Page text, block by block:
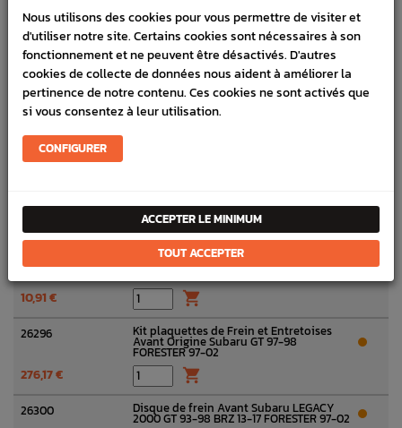
Subaru GT 97-98 FORESTER 97-02
10,90 € 
26291A / 26291B Flasque disque Avant Origine Subaru GT
93-98 FORESTER Turbo 98-02
47,26 € 
26225
143,87 €
avant IMPREZA GT 95-98
10,91 € 
26233D Entretoise extérieur plaquette de frein
10,91 € 
26296 Kit plaquettes de Frein et Entretoises
Avant Origine Subaru GT 97-98
FORESTER 97-02
276,17 € 
26300 Disque de frein Avant Subaru LEGACY
2000 GT 93-98 BRZ 13-17 FORESTER 97-02
Nous utilisons des cookies pour vous permettre de visiter et
d'utiliser notre site. Certains cookies sont nécessaires à son
fonctionnement et ne peuvent être désactivés. D'autres
cookies de collecte de données nous aident à améliorer la
pertinence de notre contenu. Ces cookies ne sont activés que
si vous consentez à leur utilisation.
CONFIGURER
ACCEPTER LE MINIMUM
TOUT ACCEPTER